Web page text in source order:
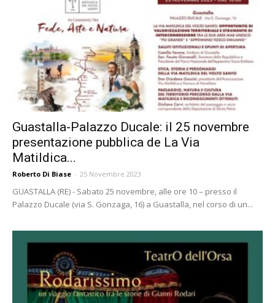
Guastalla-Palazzo Ducale: il 25 novembre
presentazione pubblica de La Via
Matildica...
Roberto Di Biase - 25 Novembre 2023
GUASTALLA (RE) - Sabato 25 novembre, alle ore 10 – presso il
Palazzo Ducale (via S. Gonzaga, 16) a Guastalla, nel corso di un...